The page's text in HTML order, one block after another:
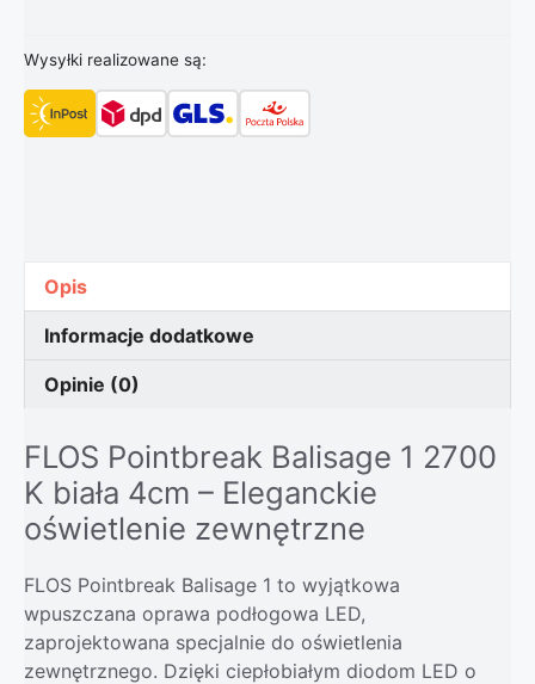
Wysyłki realizowane są:
Opis
Informacje dodatkowe
Opinie (0)
FLOS Pointbreak Balisage 1 2700
K biała 4cm – Eleganckie
oświetlenie zewnętrzne
FLOS Pointbreak Balisage 1 to wyjątkowa
wpuszczana oprawa podłogowa LED,
zaprojektowana specjalnie do oświetlenia
zewnętrznego. Dzięki ciepłobiałym diodom LED o